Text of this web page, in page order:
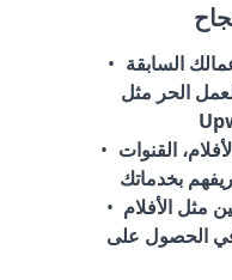
السابقة
الحر مثل
القنوات
الأفلام
في الحصول على